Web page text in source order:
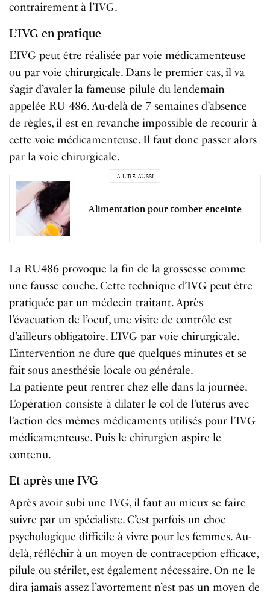
contrairement à l’IVG.
L’IVG en pratique
L’IVG peut être réalisée par voie médicamenteuse
ou par voie chirurgicale. Dans le premier cas, il va
s’agir d’avaler la fameuse pilule du lendemain
appelée RU 486. Au-delà de 7 semaines d’absence
de règles, il est en revanche impossible de recourir à
cette voie médicamenteuse. Il faut donc passer alors
par la voie chirurgicale.
A LIRE AUSSI
Alimentation pour tomber enceinte
La RU486 provoque la fin de la grossesse comme
une fausse couche. Cette technique d’IVG peut être
pratiquée par un médecin traitant. Après
l’évacuation de l’oeuf, une visite de contrôle est
d’ailleurs obligatoire. L’IVG par voie chirurgicale.
L’intervention ne dure que quelques minutes et se
fait sous anesthésie locale ou générale.
La patiente peut rentrer chez elle dans la journée.
L’opération consiste à dilater le col de l’utérus avec
l’action des mêmes médicaments utilisés pour l’IVG
médicamenteuse. Puis le chirurgien aspire le
contenu.
Et après une IVG
Après avoir subi une IVG, il faut au mieux se faire
suivre par un spécialiste. C’est parfois un choc
psychologique difficile à vivre pour les femmes. Au-
delà, réfléchir à un moyen de contraception efficace,
pilule ou stérilet, est également nécessaire. On ne le
dira jamais assez l’avortement n’est pas un moyen de